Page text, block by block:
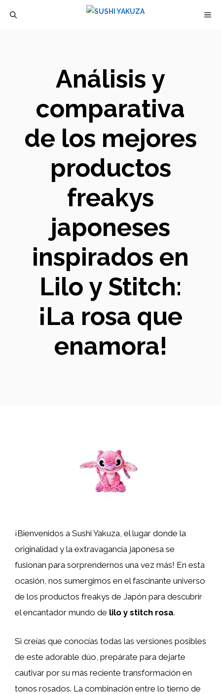
Análisis y
comparativa
de los mejores
productos
freakys
japoneses
inspirados en
Lilo y Stitch:
¡La rosa que
enamora!
¡Bienvenidos a Sushi Yakuza, el lugar donde la
originalidad y la extravagancia japonesa se
fusionan para sorprendernos una vez más! En esta
ocasión, nos sumergimos en el fascinante universo
de los productos freakys de Japón para descubrir
el encantador mundo de lilo y stitch rosa.
Si creías que conocías todas las versiones posibles
de este adorable dúo, prepárate para dejarte
cautivar por su más reciente transformación en
tonos rosados. La combinación entre lo tierno de